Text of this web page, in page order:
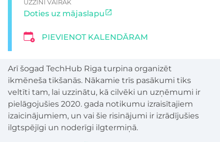
Arī šogad TechHub Riga turpina organizēt
ikmēneša tikšanās. Nākamie trīs pasākumi tiks
veltīti tam, lai uzzinātu, kā cilvēki un uzņēmumi ir
pielāgojušies 2020. gada notikumu izraisītajiem
izaicinājumiem, un vai šie risinājumi ir izrādījušies
ilgtspējīgi un noderīgi ilgtermiņā.
UZZINI VAIRĀK
Doties uz mājaslapu
PIEVIENOT KALENDĀRAM